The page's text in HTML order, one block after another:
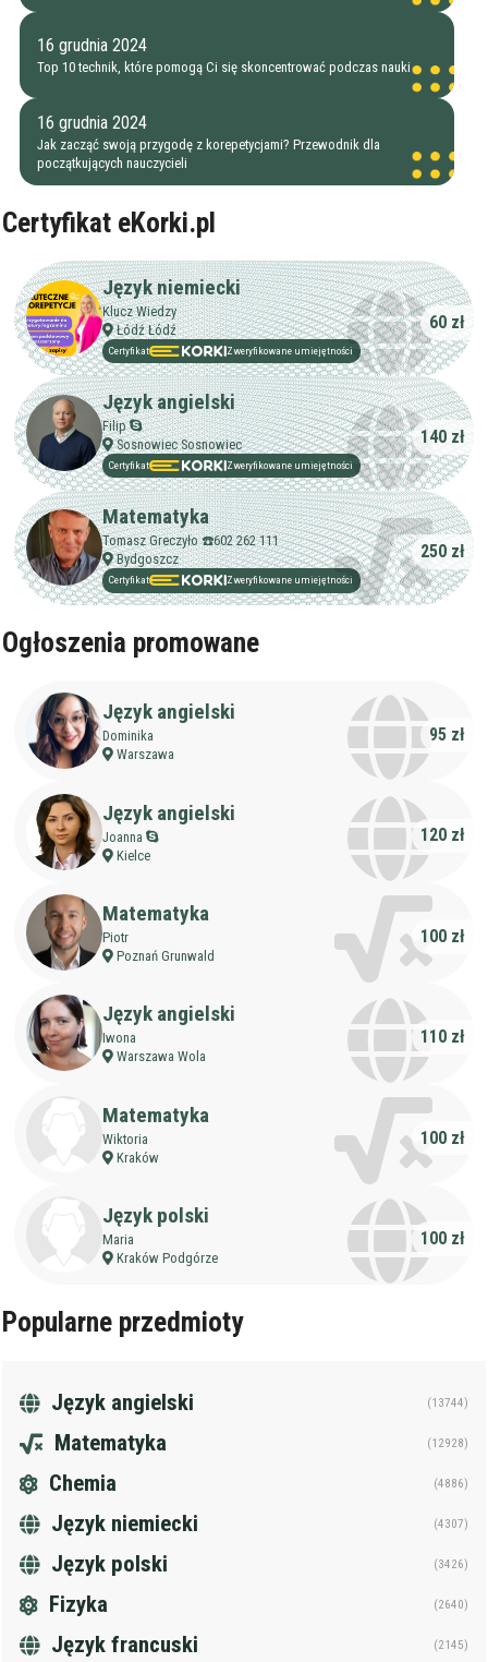
16 grudnia 2024
Top 10 technik, które pomogą Ci się skoncentrować podczas nauki
16 grudnia 2024
Jak zacząć swoją przygodę z korepetycjami? Przewodnik dla
początkujących nauczycieli
Certyfikat eKorki.pl
Język niemiecki
Klucz Wiedzy
Łódź Łódź
Certyfikat Zweryfikowane umiejętności
60 zł
Język angielski
Filip
Sosnowiec Sosnowiec
Certyfikat Zweryfikowane umiejętności
140 zł
Matematyka
Tomasz Greczyło ☎️602 262 111
Bydgoszcz
Certyfikat Zweryfikowane umiejętności
250 zł
Ogłoszenia promowane
Język angielski
Dominika
Warszawa
95 zł
Język angielski
Joanna
Kielce
120 zł
Matematyka
Piotr
Poznań Grunwald
100 zł
Język angielski
Iwona
Warszawa Wola
110 zł
Matematyka
Wiktoria
Kraków
100 zł
Język polski
Maria
Kraków Podgórze
100 zł
Popularne przedmioty
Język angielski (13744)
Matematyka (12928)
Chemia (4886)
Język niemiecki (4307)
Język polski (3426)
Fizyka (2640)
Język francuski (2145)